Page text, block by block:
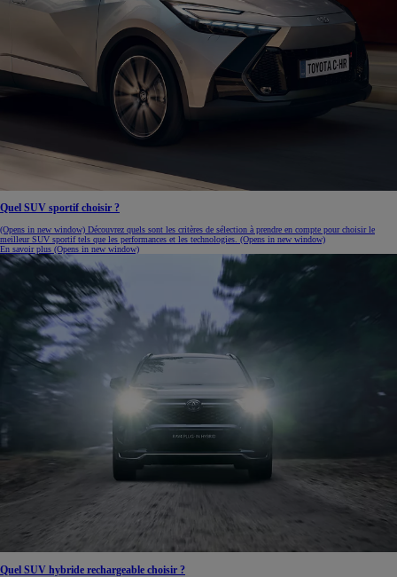
Quel SUV sportif choisir ?
(Opens in new window) Découvrez quels sont les critères de sélection à prendre en compte pour choisir le
meilleur SUV sportif tels que les performances et les technologies. (Opens in new window)
En savoir plus (Opens in new window)
Quel SUV hybride rechargeable choisir ?